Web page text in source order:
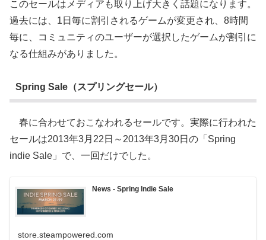
このセールはメディアも取り上げ大きく話題になります。
過去には、1日毎に割引されるゲームが変更され、8時間
毎に、コミュニティのユーザーが選択したゲームが割引に
なる仕組みがありました。
Spring Sale（スプリングセール）
春に合わせておこなわれるセールです。実際に行われた
セールは2013年3月22日～2013年3月30日の「Spring
indie Sale」で、一回だけでした。
News - Spring Indie Sale
store.steampowered.com